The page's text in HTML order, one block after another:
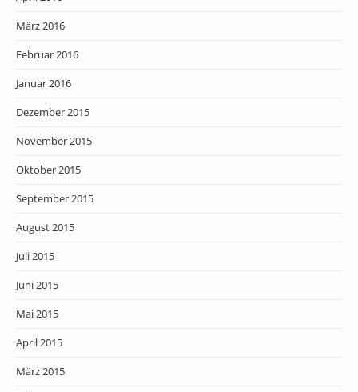
März 2016
Februar 2016
Januar 2016
Dezember 2015
November 2015
Oktober 2015
September 2015
August 2015
Juli 2015
Juni 2015
Mai 2015
April 2015
März 2015